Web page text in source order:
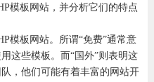
模板网站，并分析它们的特点
模板网站。所谓“免费”通常意
这些模板。而“国外”则表明这
，他们可能有着丰富的网站开